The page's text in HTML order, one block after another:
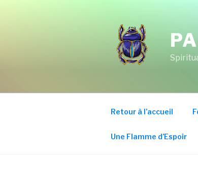
Retour à l’accueil
Une Flamme d’Espoir